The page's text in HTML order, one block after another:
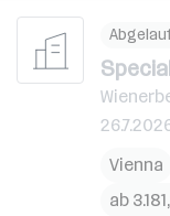
Vienna
ab